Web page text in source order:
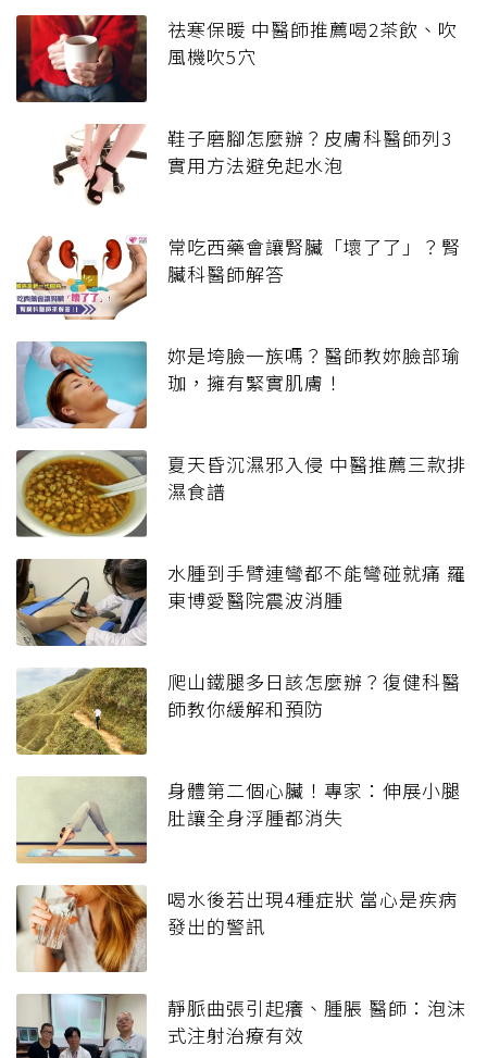
祛寒保暖 中醫師推薦喝2茶飲、吹
風機吹5穴
鞋子磨腳怎麼辦？皮膚科醫師列3
實用方法避免起水泡
常吃西藥會讓腎臟「壞了了」？腎
臟科醫師解答
妳是垮臉一族嗎？醫師教妳臉部瑜
珈，擁有緊實肌膚！
夏天昏沉濕邪入侵 中醫推薦三款排
濕食譜
水腫到手臂連彎都不能彎碰就痛 羅
東博愛醫院震波消腫
爬山鐵腿多日該怎麼辦？復健科醫
師教你緩解和預防
身體第二個心臟！專家：伸展小腿
肚讓全身浮腫都消失
喝水後若出現4種症狀 當心是疾病
發出的警訊
靜脈曲張引起癢、腫脹 醫師：泡沫
式注射治療有效